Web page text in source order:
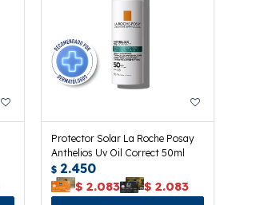
Protector Solar La Roche Posay
Anthelios Uv Oil Correct 50ml
$ 2.450
$ 2.083 $ 2.083